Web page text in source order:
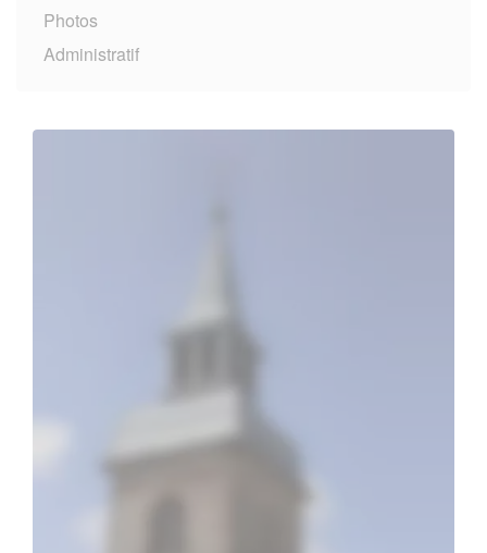
Photos
Administratif